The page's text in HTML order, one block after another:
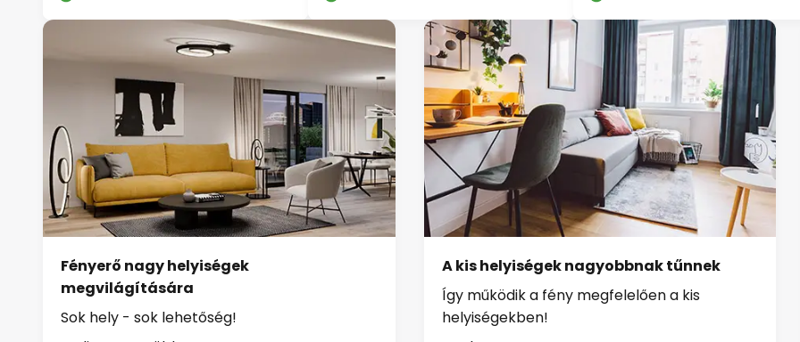
megvilágítására
Sok hely - sok lehetőség!
Tudjon meg többet
Így működik a fény megfelelően a kis
helyiségekben!
Implement now